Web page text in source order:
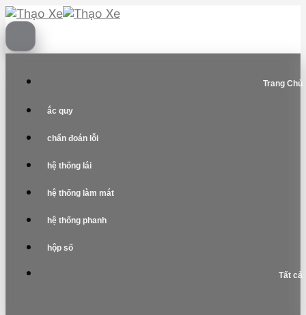
Skip
to
content
Trang Chủ
ắc quy
chẩn đoán lỗi
hệ thống lái
hệ thống làm mát
hệ thống phanh
hộp số
Tất cả